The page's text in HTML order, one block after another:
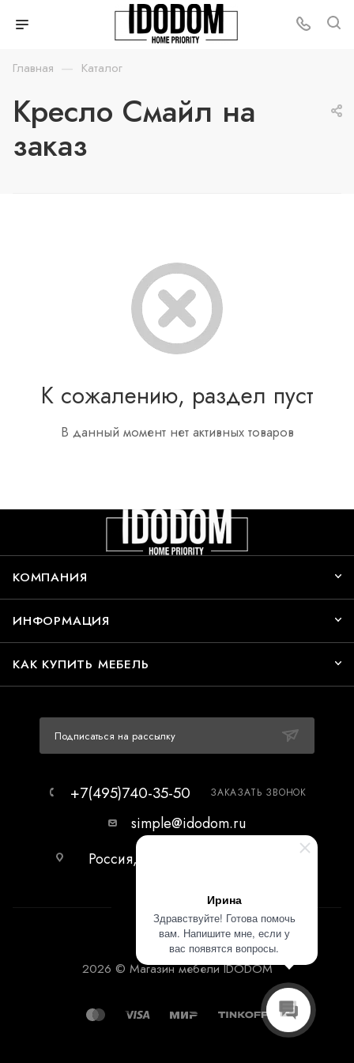
Ирина
Здравствуйте! Готова помочь
вам. Напишите мне, если у
вас появятся вопросы.
Главная — Каталог
Кресло Смайл на
заказ
К сожалению, раздел пуст
В данный момент нет активных товаров
КОМПАНИЯ
ИНФОРМАЦИЯ
КАК КУПИТЬ МЕБЕЛЬ
Подписаться на рассылку
+7(495)740-35-50 ЗАКАЗАТЬ ЗВОНОК
simple@idodom.ru
Россия, г.Москва, МЦ Гранд-2,
2026 © Магазин мебели IDODOM